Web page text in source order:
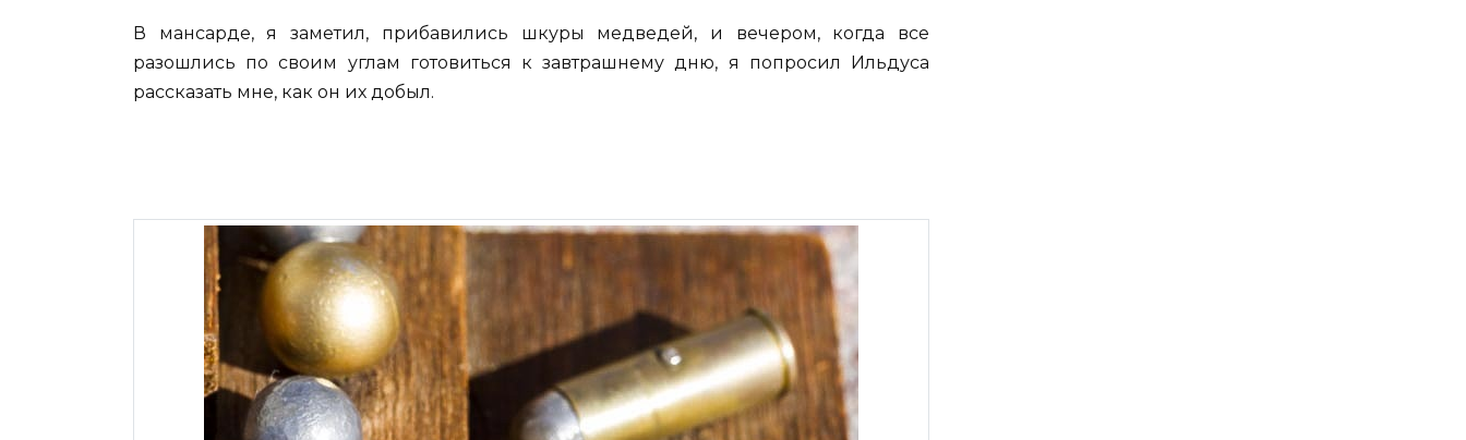
В мансарде, я заметил, прибавились шкуры медведей, и вечером, когда все
разошлись по своим углам готовиться к завтрашнему дню, я попросил Ильдуса
рассказать мне, как он их добыл.